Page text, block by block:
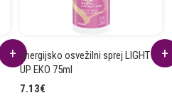
Energijsko osvežilni sprej LIGHT ME
UP EKO 75ml
7.13€